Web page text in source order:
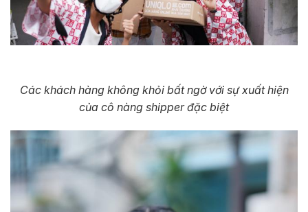
Các khách hàng không khỏi bất ngờ với sự xuất hiện
của cô nàng shipper đặc biệt